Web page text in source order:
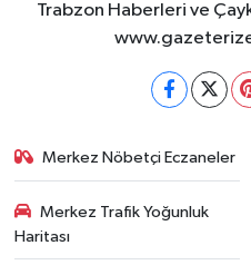
Trabzon Haberleri ve
Merkez Nöbetçi Eczaneler
Merkez Trafik Yoğunluk
Haritası